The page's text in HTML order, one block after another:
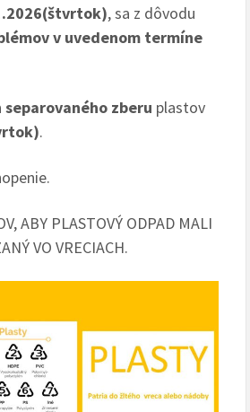
, sa z dôvodu
v uvedenom termíne
zberu plastov
.
ABY PLASTOVÝ ODPAD MALI
VO VRECIACH.